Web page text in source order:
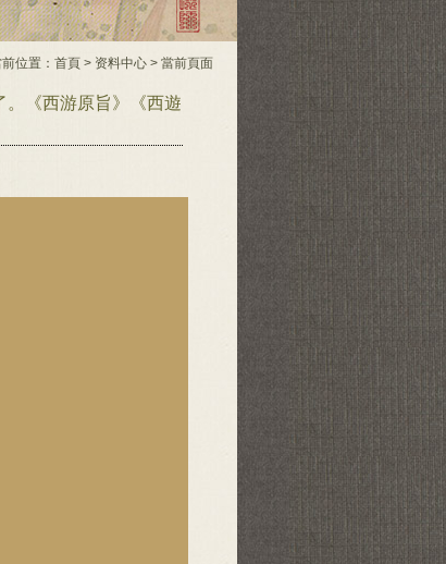
位置： 首頁 > 资料中心 > 當前頁面
《西游原旨》《西遊